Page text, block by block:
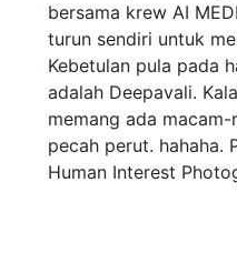
bersama krew AI
turun sendiri untuk
Kebetulan pula pada
adalah Deepavali.
memang ada
pecah perut. hahaha.
Human Interest